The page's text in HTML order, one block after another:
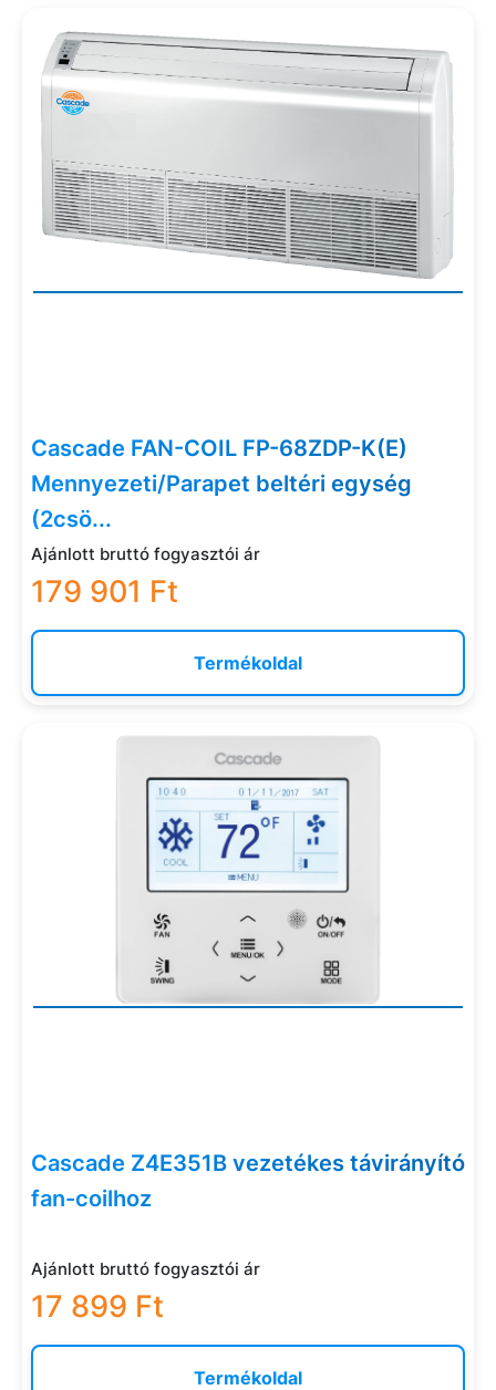
Cascade FAN-COIL FP-68ZDP-K(E)
Mennyezeti/Parapet beltéri egység
(2csö...
Ajánlott bruttó fogyasztói ár
179 901 Ft
Termékoldal
Cascade Z4E351B vezetékes távirányító
fan-coilhoz
Ajánlott bruttó fogyasztói ár
17 899 Ft
Termékoldal